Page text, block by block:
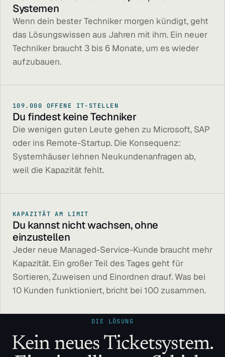
Systemen
Wenn dein bester Techniker morgen kündigt, geht
das Lösungswissen aus Jahren mit ihm. Ein neuer
Techniker braucht 3 bis 6 Monate, um es wieder
aufzubauen.
109.000 OFFENE IT-STELLEN
Du findest keine Techniker
Die wenigen guten Leute gehen zu Microsoft, SAP
oder ins Remote-Startup. Die Konsequenz:
Systemhäuser lehnen Neukundenanfragen ab,
weil die Kapazität fehlt.
KAPAZITÄT AM LIMIT
Du kannst nicht wachsen, ohne
einzustellen
Jeder neue Managed-Service-Kunde braucht mehr
Kapazität. Ein großer Teil des Tages geht für
Sortieren, Zuweisen und Einordnen drauf. Was bei
10 Kunden funktioniert, bricht bei 100 zusammen.
DIE LÖSUNG
Kein neues Ticketsystem.